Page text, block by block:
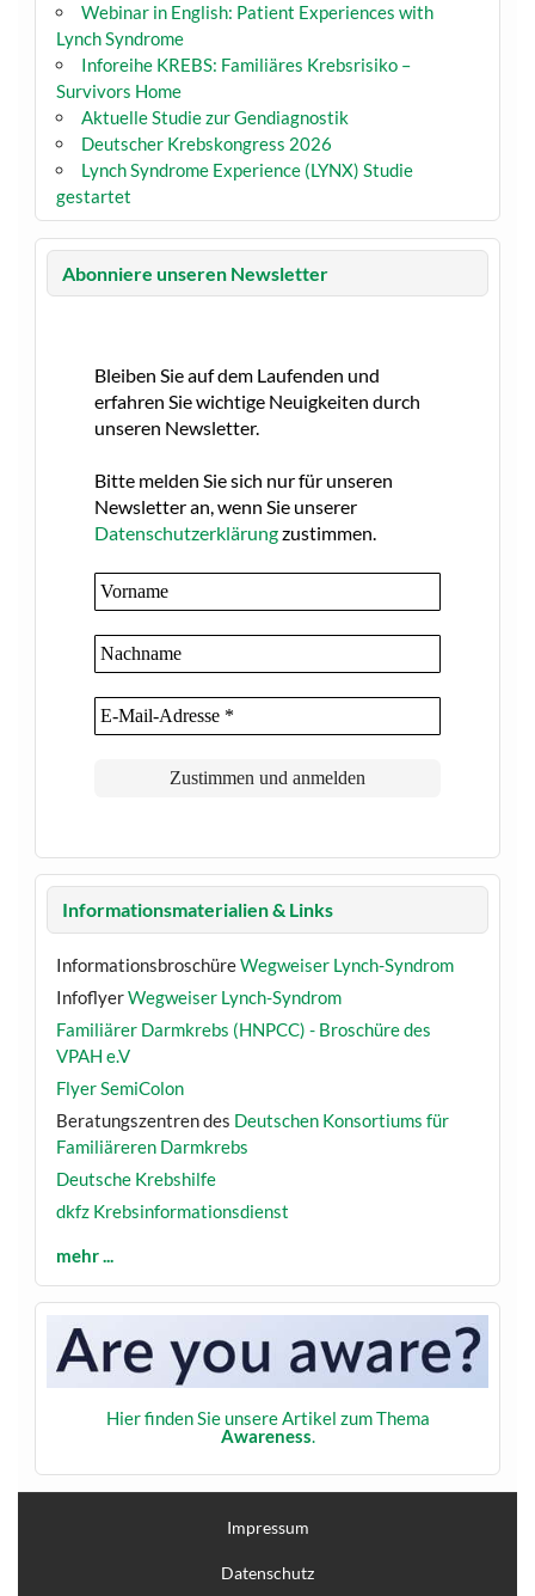
Webinar in English: Patient Experiences with
Lynch Syndrome
Inforeihe KREBS: Familiäres Krebsrisiko –
Survivors Home
Aktuelle Studie zur Gendiagnostik
Deutscher Krebskongress 2026
Lynch Syndrome Experience (LYNX) Studie
gestartet
Abonniere unseren Newsletter
Bleiben Sie auf dem Laufenden und
erfahren Sie wichtige Neuigkeiten durch
unseren Newsletter.
Bitte melden Sie sich nur für unseren
Newsletter an, wenn Sie unserer
Datenschutzerklärungzustimmen.
Informationsmaterialien & Links
InformationsbroschüreWegweiser Lynch-Syndrom
InfoflyerWegweiser Lynch-Syndrom
Familiärer Darmkrebs (HNPCC) - Broschüre des
VPAH e.V
Flyer SemiColon
Beratungszentren des Deutschen Konsortiums für
Familiäreren Darmkrebs
Deutsche Krebshilfe
dkfz Krebsinformationsdienst
mehr ...
Hier finden Sie unsere Artikel zum Thema
Awareness
Impressum
Datenschutz